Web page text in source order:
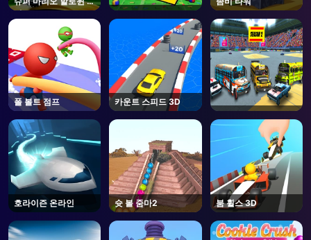
리
폴 볼트 점프 카운트 스피드 3D
호라이즌 온라인 슛 볼 줌마2 붐 휠스 3D